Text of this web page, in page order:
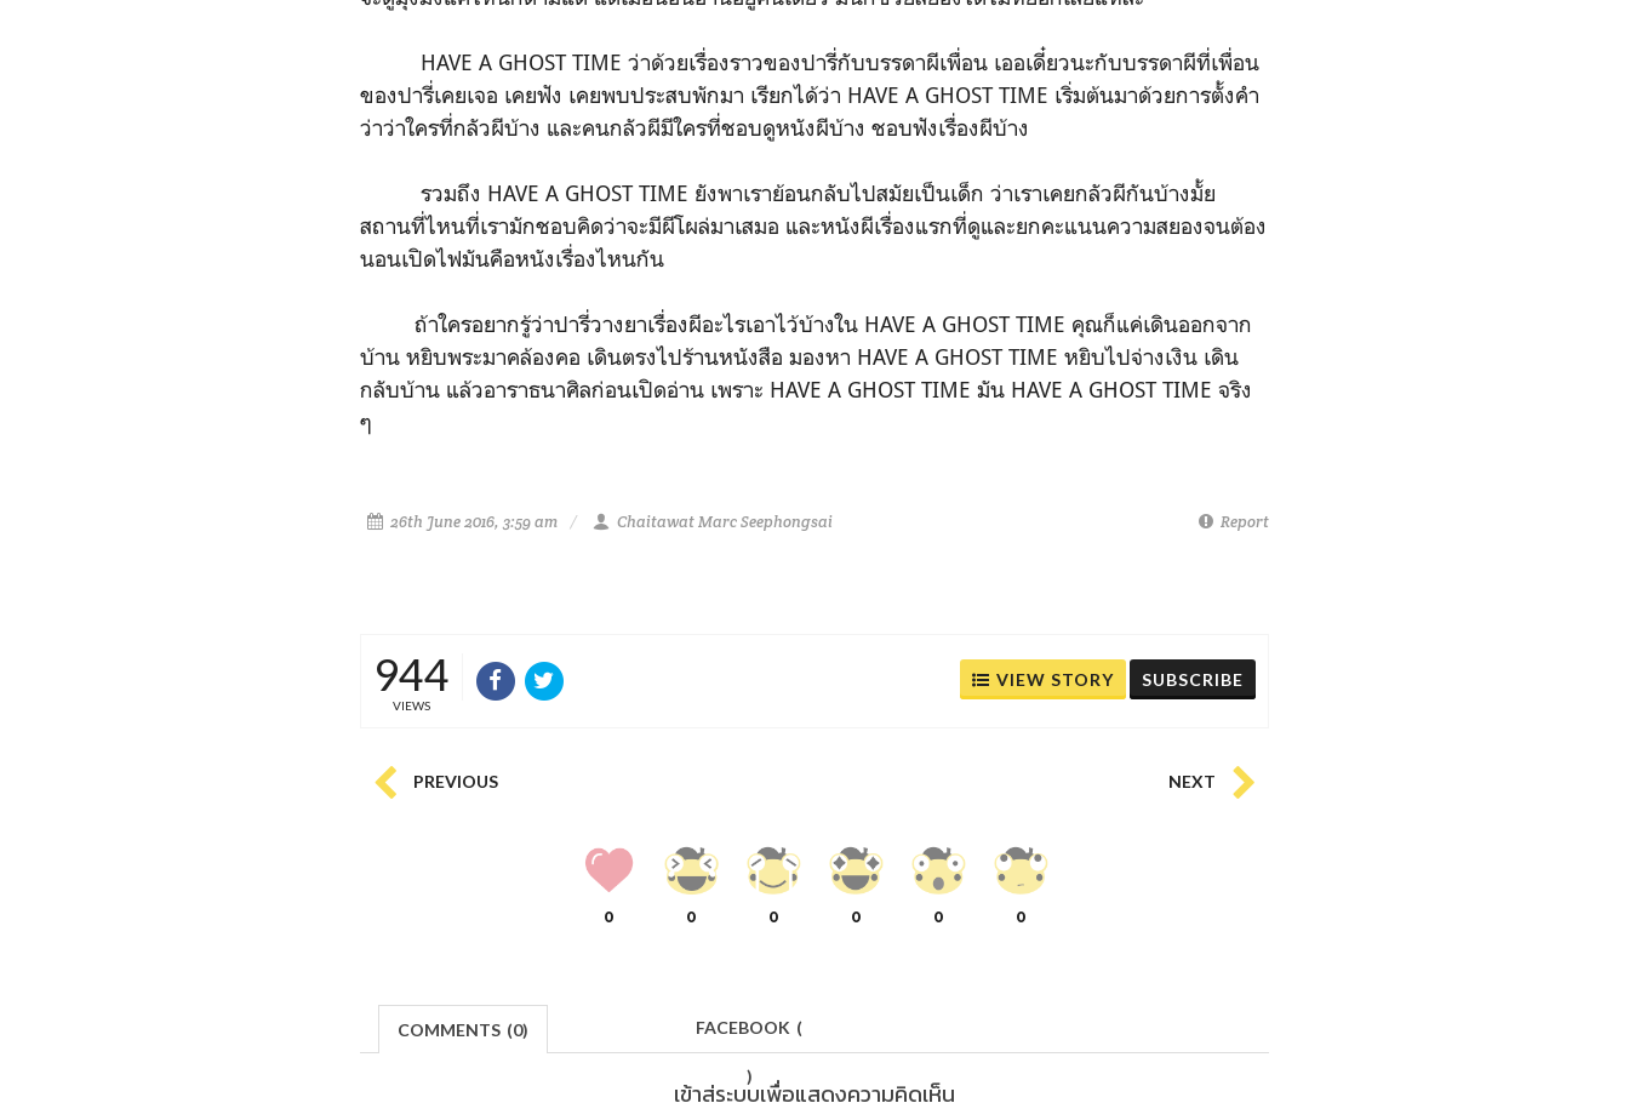
HAVE A GHOST TIME ว่าด้วยเรื่องราวของปารี่กับบรรดาผีเพื่อน เออเดี๋ยวนะกับบรรดาผีที่เพื่อน
ของปารี่เคยเจอ เคยฟัง เคยพบประสบพักมา เรียกได้ว่า HAVE A GHOST TIME เริ่มต้นมาด้วยการตั้งคำ
ว่าว่าใครที่กลัวผีบ้าง และคนกลัวผีมีใครที่ชอบดูหนังผีบ้าง ชอบฟังเรื่องผีบ้าง
รวมถึง HAVE A GHOST TIME ยังพาเราย้อนกลับไปสมัยเป็นเด็ก ว่าเราเคยกลัวผีกันบ้างมั้ย
สถานที่ไหนที่เรามักชอบคิดว่าจะมีผีโผล่มาเสมอ และหนังผีเรื่องแรกที่ดูและยกคะแนนความสยองจนต้อง
นอนเปิดไฟมันคือหนังเรื่องไหนกัน
ถ้าใครอยากรู้ว่าปารี่วางยาเรื่องผีอะไรเอาไว้บ้างใน HAVE A GHOST TIME คุณก็แค่เดินออกจาก
บ้าน หยิบพระมาคล้องคอ เดินตรงไปร้านหนังสือ มองหา HAVE A GHOST TIME หยิบไปจ่างเงิน เดิน
กลับบ้าน แล้วอาราธนาศิลก่อนเปิดอ่าน เพราะ HAVE A GHOST TIME มัน HAVE A GHOST TIME จริง
ๆ
26th June 2016, 3:59 am Chaitawat Marc Seephongsai Report
944
VIEWS
VIEW STORY SUBSCRIBE
PREVIOUS NEXT
0 0 0 0 0 0
COMMENTS (0) FACEBOOK (
)
เข้าสู่ระบบเพื่อแสดงความคิดเห็น